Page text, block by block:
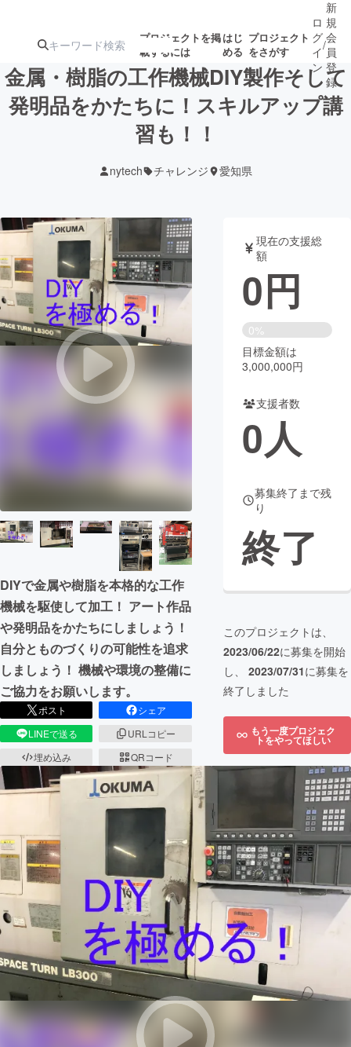
プロジェクトを掲
載するには
はじ
める
プロジェクト
をさがす
注目の新着プロ 募集終了が近いプ
テクノロジー・ガジェット
映像・映画 書籍・雑誌
ビジネス・起業 チャレンジ
まちづくり・地域活性化
CAMPFIRE for Social Good CAMPFIRE Creation
コミュニティ
ロ
グ
イ
ン
/
新
規
会
員
登
録
金属・樹脂の工作機械DIY製作そして
発明品をかたちに！スキルアップ講
習も！！
nytech チャレンジ 愛知県
DIYで金属や樹脂を本格的な工作
機械を駆使して加工！ アート作品
や発明品をかたちにしましょう！
自分とものづくりの可能性を追求
しましょう！ 機械や環境の整備に
ご協力をお願いします。
ポスト
シェア
LINEで送る
URLコピー
埋め込み
QRコード
現在の支援総
額
0円
0%
目標金額は
3,000,000円
支援者数
0人
募集終了まで残
り
終了
このプロジェクトは、
2023/06/22に募集を開始
し、 2023/07/31に募集を
終了しました
もう一度プロジェク
トをやってほしい